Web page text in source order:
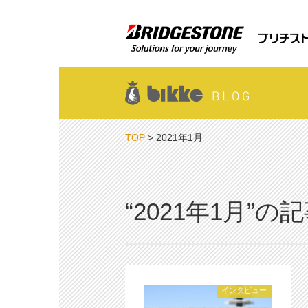
TOP> 2021年1月
“2021年1月”の
インタビュー